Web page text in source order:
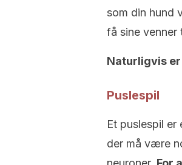
som din hund
få sine venner
Naturligvis
Puslespil
Et puslespil
der må være